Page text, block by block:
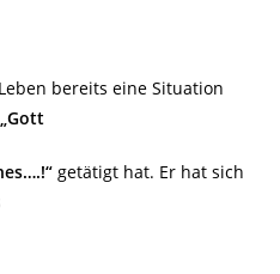
bereits eine Situation
„Gott
getätigt hat. Er hat sich